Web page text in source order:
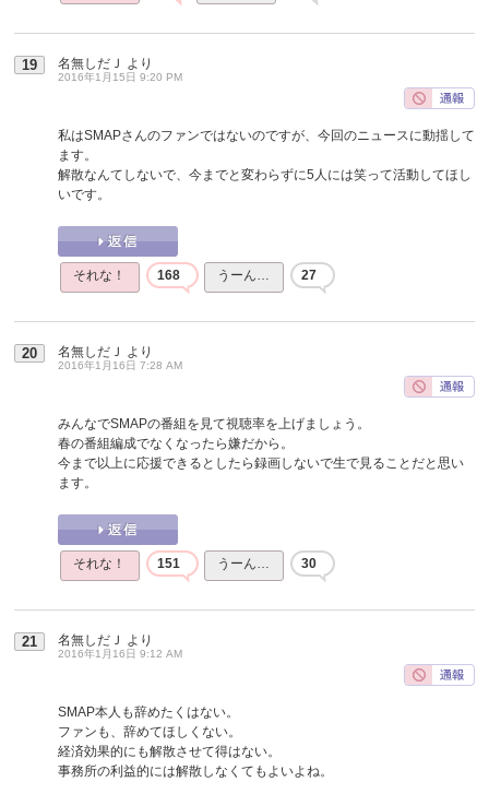
19 名無しだＪ より
2016年1月15日 9:20 PM
私はSMAPさんのファンではないのですが、今回のニュースに動揺して
ます。
解散なんてしないで、今までと変わらずに5人には笑って活動してほし
いです。
それな！ 168 うーん… 27
20 名無しだＪ より
2016年1月16日 7:28 AM
みんなでSMAPの番組を見て視聴率を上げましょう。
春の番組編成でなくなったら嫌だから。
今まで以上に応援できるとしたら録画しないで生で見ることだと思い
ます。
それな！ 151 うーん… 30
21 名無しだＪ より
2016年1月16日 9:12 AM
SMAP本人も辞めたくはない。
ファンも、辞めてほしくない。
経済効果的にも解散させて得はない。
事務所の利益的には解散しなくてもよいよね。